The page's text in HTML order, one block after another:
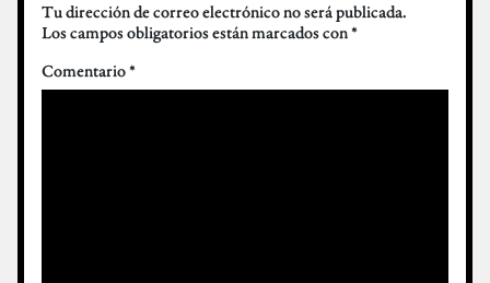
Tu dirección de correo electrónico no será publicada.
Los campos obligatorios están marcados con*
Comentario*